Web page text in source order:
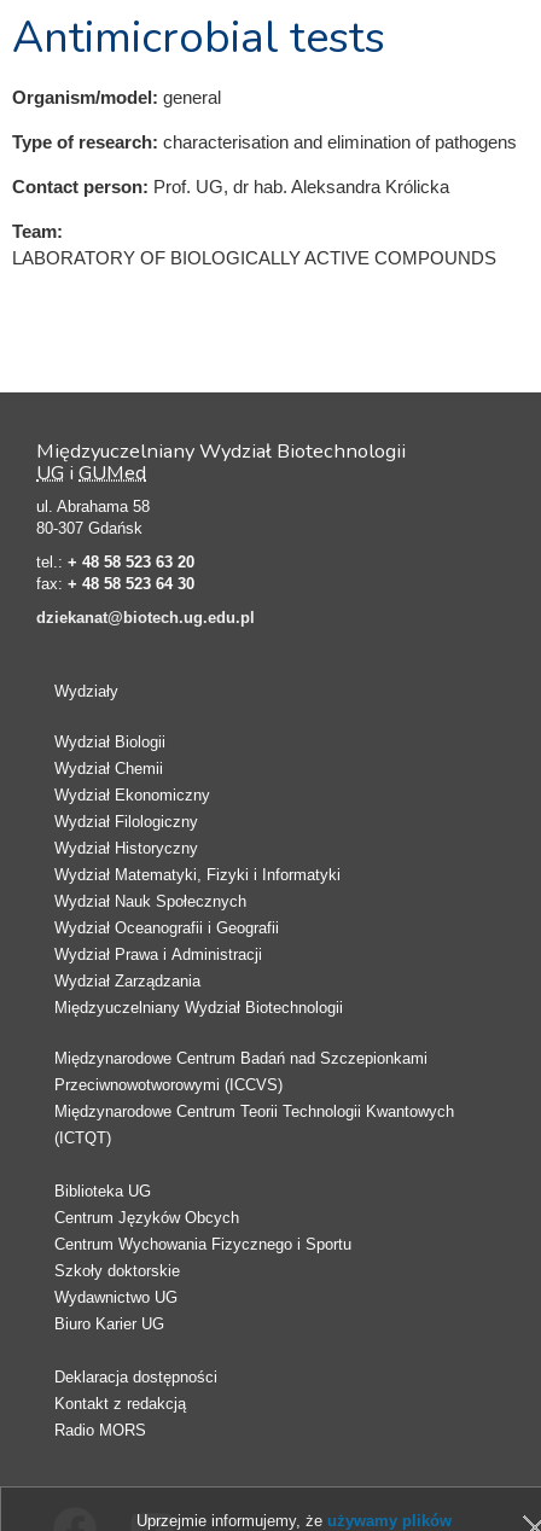
Antimicrobial tests
Organism/model: general
Type of research: characterisation and elimination of pathogens
Contact person: Prof. UG, dr hab. Aleksandra Królicka
Team:
LABORATORY OF BIOLOGICALLY ACTIVE COMPOUNDS
Międzyuczelniany Wydział Biotechnologii
UG i GUMed
ul. Abrahama 58
80-307 Gdańsk
tel.: + 48 58 523 63 20
fax: + 48 58 523 64 30
dziekanat@biotech.ug.edu.pl
Wydziały
Wydział Biologii
Wydział Chemii
Wydział Ekonomiczny
Wydział Filologiczny
Wydział Historyczny
Wydział Matematyki, Fizyki i Informatyki
Wydział Nauk Społecznych
Wydział Oceanografii i Geografii
Wydział Prawa i Administracji
Wydział Zarządzania
Międzyuczelniany Wydział Biotechnologii
Międzynarodowe Centrum Badań nad Szczepionkami
Przeciwnowotworowymi (ICCVS)
Międzynarodowe Centrum Teorii Technologii Kwantowych
(ICTQT)
Biblioteka UG
Centrum Języków Obcych
Centrum Wychowania Fizycznego i Sportu
Szkoły doktorskie
Wydawnictwo UG
Biuro Karier UG
Deklaracja dostępności
Kontakt z redakcją
Radio MORS
Uprzejmie informujemy, że używamy plików